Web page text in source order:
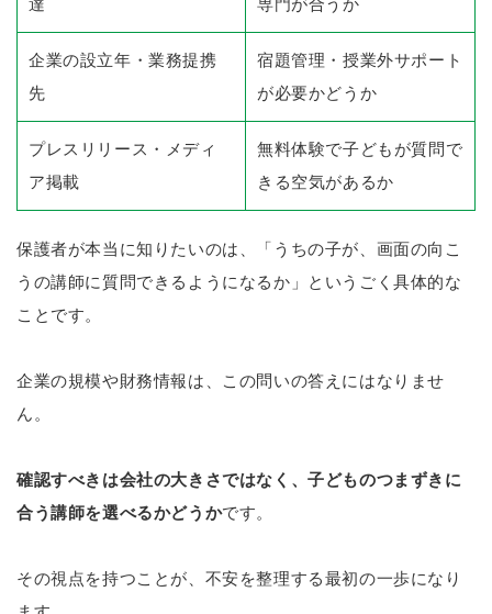
達
専門が合うか
企業の設立年・業務提携
先
宿題管理・授業外サポート
が必要かどうか
プレスリリース・メディ
ア掲載
無料体験で子どもが質問で
きる空気があるか
保護者が本当に知りたいのは、「うちの子が、画面の向こ
うの講師に質問できるようになるか」というごく具体的な
ことです。
企業の規模や財務情報は、この問いの答えにはなりませ
ん。
確認すべきは会社の大きさではなく、子どものつまずきに
合う講師を選べるかどうかです。
その視点を持つことが、不安を整理する最初の一歩になり